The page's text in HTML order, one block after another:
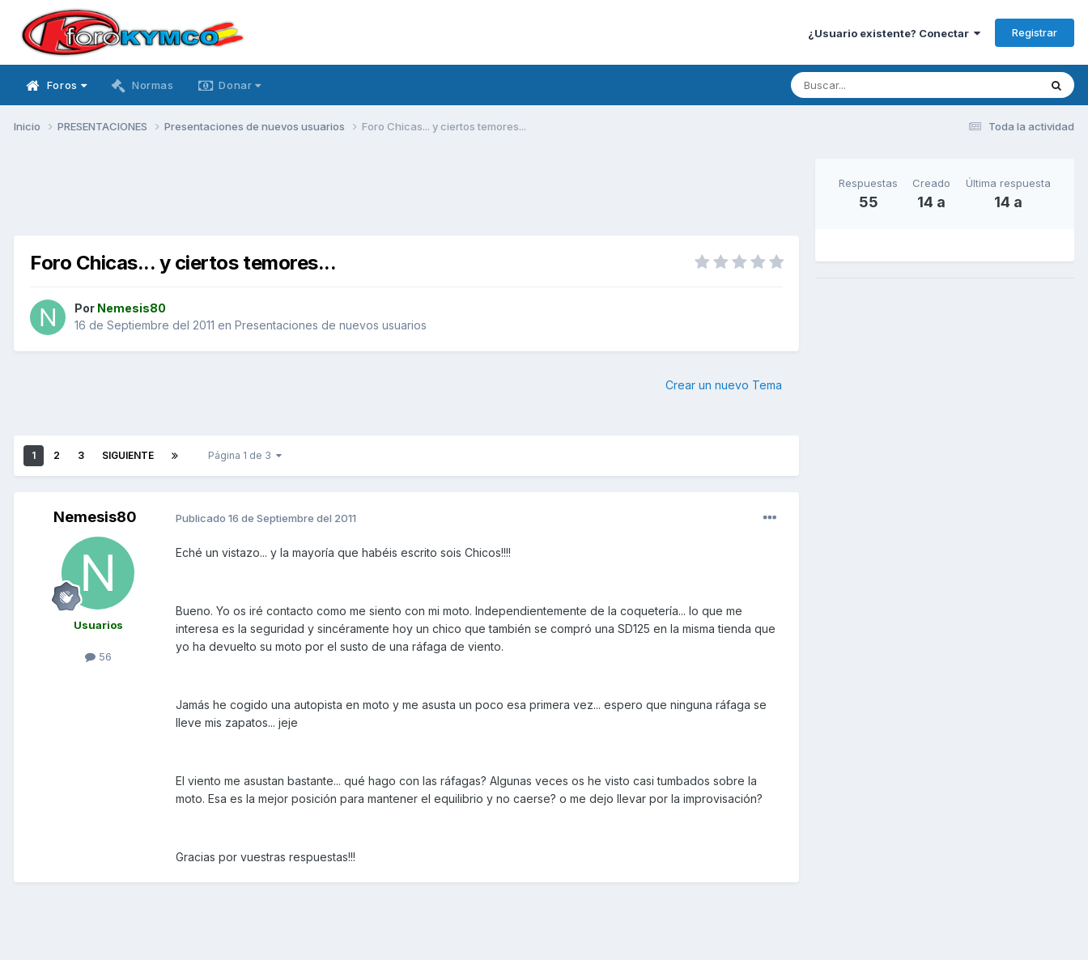
¿Usuario existente? Conectar Registrar
Foros Normas Donar
Toda la actividad
Inicio PRESENTACIONES Presentaciones de nuevos usuarios Foro Chicas... y ciertos temores...
Foro Chicas... y ciertos temores...
Por Nemesis80
16 de Septiembre del 2011 en Presentaciones de nuevos usuarios
Crear un nuevo Tema
1 2 3 SIGUIENTE Página 1 de 3
Nemesis80
Usuarios
56
Publicado 16 de Septiembre del 2011
Eché un vistazo... y la mayoría que habéis escrito sois Chicos!!!!
Bueno. Yo os iré contacto como me siento con mi moto. Independientemente de la coquetería... lo que me
interesa es la seguridad y sincéramente hoy un chico que también se compró una SD125 en la misma tienda que
yo ha devuelto su moto por el susto de una ráfaga de viento.
Jamás he cogido una autopista en moto y me asusta un poco esa primera vez... espero que ninguna ráfaga se
lleve mis zapatos... jeje
El viento me asustan bastante... qué hago con las ráfagas? Algunas veces os he visto casi tumbados sobre la
moto. Esa es la mejor posición para mantener el equilibrio y no caerse? o me dejo llevar por la improvisación?
Gracias por vuestras respuestas!!!
Respuestas
55
Creado
14 a
Última respuesta
14 a